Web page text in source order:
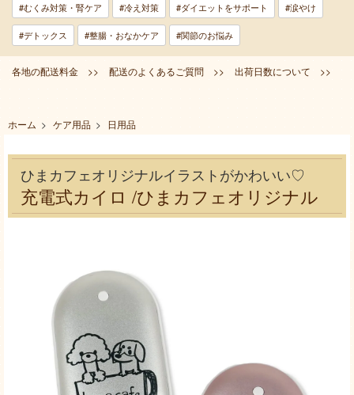
#むくみ対策・腎ケア #冷え対策 #ダイエットをサポート #涙やけ
#デトックス #整腸・おなかケア #関節のお悩み
各地の配送料金 >> 配送のよくあるご質問 >> 出荷日数について >>
ホーム > ケア用品 > 日用品
ひまカフェオリジナルイラストがかわいい♡
充電式カイロ /ひまカフェオリジナル